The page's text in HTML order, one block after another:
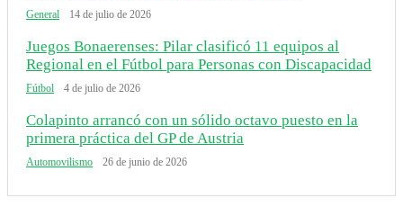
General 14 de julio de 2026
Juegos Bonaerenses: Pilar clasificó 11 equipos al
Regional en el Fútbol para Personas con Discapacidad
Fútbol 4 de julio de 2026
Colapinto arrancó con un sólido octavo puesto en la
primera práctica del GP de Austria
Automovilismo 26 de junio de 2026